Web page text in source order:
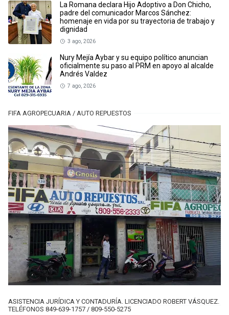
La Romana declara Hijo Adoptivo a Don Chicho,
padre del comunicador Marcos Sánchez:
homenaje en vida por su trayectoria de trabajo y
dignidad
3 ago, 2026
Nury Mejía Aybar y su equipo político anuncian
oficialmente su paso al PRM en apoyo al alcalde
Andrés Valdez
7 ago, 2026
FIFA AGROPECUARIA / AUTO REPUESTOS
ASISTENCIA JURÍDICA Y CONTADURÍA. LICENCIADO ROBERT VÁSQUEZ.
TELÉFONOS 849-639-1757 / 809-550-5275